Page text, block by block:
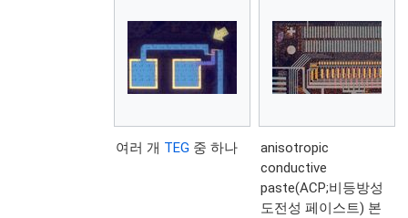
여러 개 TEG 중 하나
anisotropic
conductive
paste(ACP;비등방성
도전성 페이스트) 본